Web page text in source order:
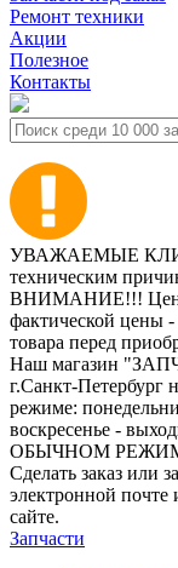
Ремонт техники
Акции
Полезное
Контакты
УВАЖАЕМЫЕ
техническим
ВНИМАНИЕ!!! Цена
фактической цены
товара перед
Наш магазин
г.Санкт-Петербург
режиме:
воскресенье -
ОБЫЧНОМ
Сделать заказ или
электронной
сайте.
Запчасти